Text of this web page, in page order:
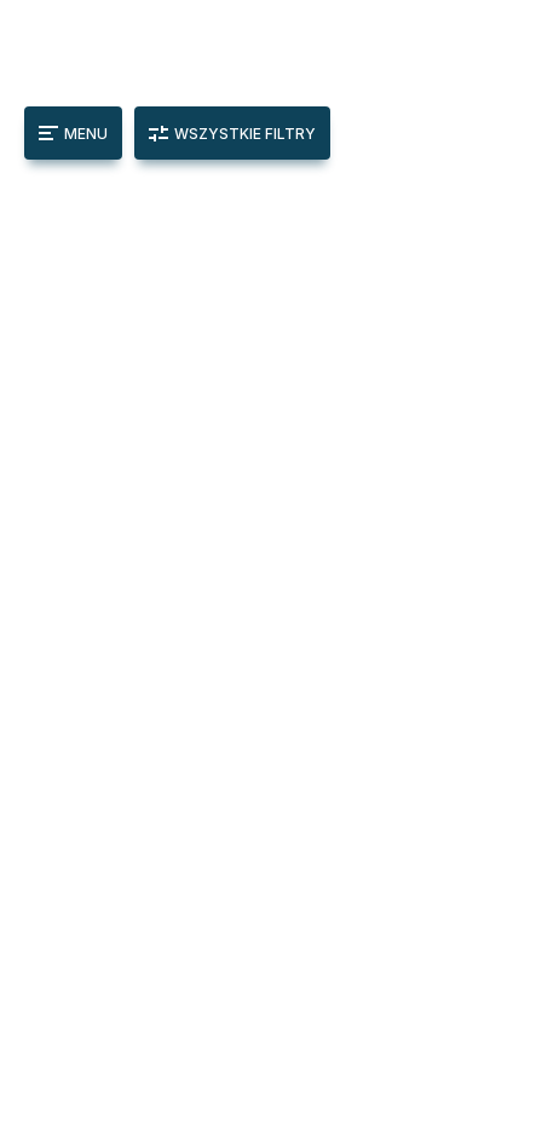
MENU WSZYSTKIE FILTRY